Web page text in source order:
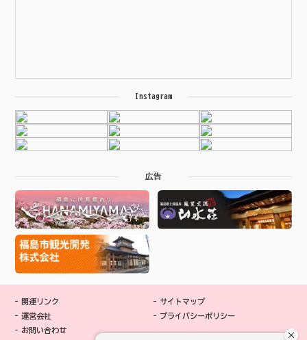
Instagram
広告
関連リンク
運営会社
お問い合わせ
サイトマップ
プライバシーポリシー